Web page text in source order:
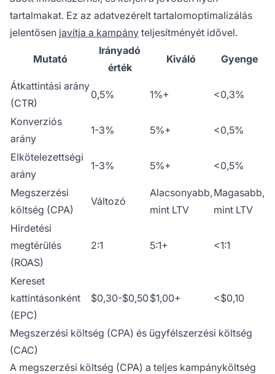
tartalmakat. Ez az adatvezérelt tartalomoptimalizálás
jelentősen javítja a kampány teljesítményét idővel.
Mutató
Irányadó
érték
Kiváló Gyenge
Átkattintási arány
(CTR)
0,5% 1%+ <0,3%
Konverziós
arány
1-3% 5%+ <0,5%
Elkötelezettségi
arány
1-3% 5%+ <0,5%
Megszerzési
költség (CPA)
Változó
Alacsonyabb,
mint LTV
Magasabb,
mint LTV
Hirdetési
megtérülés
(ROAS)
2:1 5:1+ <1:1
Kereset
kattintásonként
(EPC)
$0,30-$0,50 $1,00+ <$0,10
Megszerzési költség (CPA) és ügyfélszerzési költség
(CAC)
A megszerzési költség (CPA) a teljes kampányköltség